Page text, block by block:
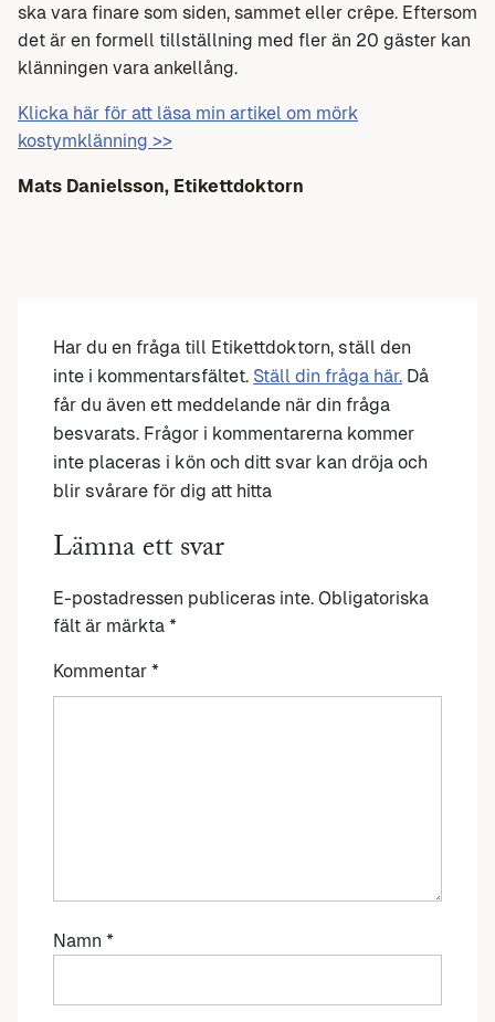
ska vara finare som siden, sammet eller crêpe. Eftersom
det är en formell tillställning med fler än 20 gäster kan
klänningen vara ankellång.
Klicka här för att läsa min artikel om mörk
kostymklänning >>
Mats Danielsson, Etikettdoktorn
Har du en fråga till Etikettdoktorn, ställ den
inte i kommentarsfältet. Ställ din fråga här. Då
får du även ett meddelande när din fråga
besvarats. Frågor i kommentarerna kommer
inte placeras i kön och ditt svar kan dröja och
blir svårare för dig att hitta
Lämna ett svar
E-postadressen publiceras inte. Obligatoriska
fält är märkta *
Kommentar *
Namn *